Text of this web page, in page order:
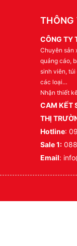
THÔNG
CÔNG TY
Chuyên sản
quảng cáo,
sinh viên,
các loại…
Nhận thiết
CAM KẾT
THỊ
Hotline:
Sale 1:
Email: